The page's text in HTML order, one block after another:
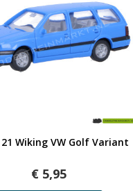
Snel bekijken
21 Wiking VW Golf Variant
€ 5,95